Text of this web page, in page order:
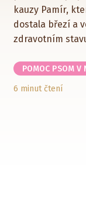
kauzy Pamír,
dostala březí a
zdravotním
POMOC PSOM V
6 minut čtení